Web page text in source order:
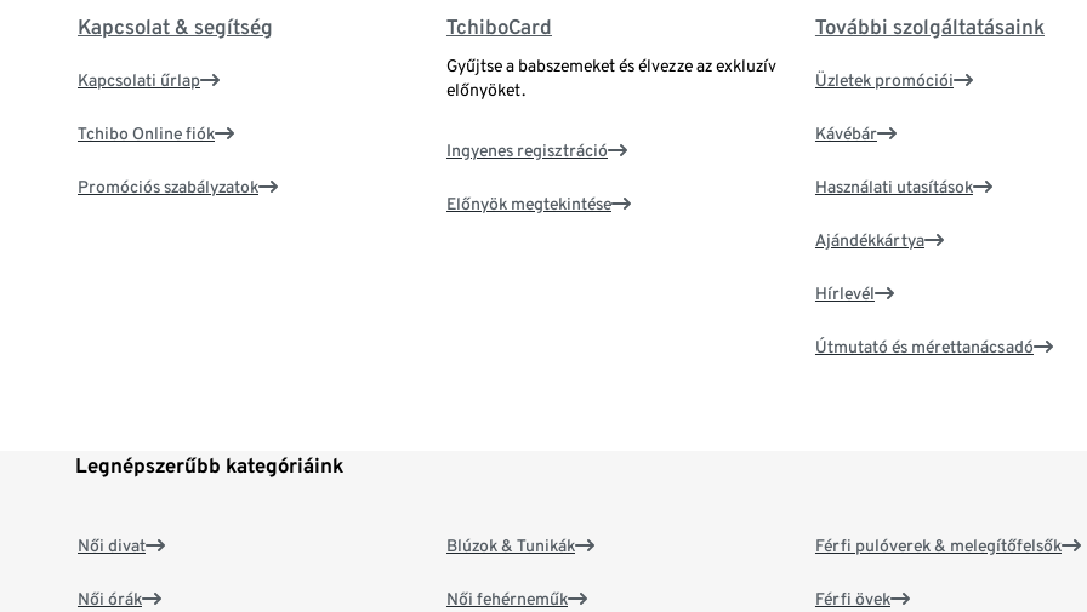
Kapcsolat & segítség
Kapcsolati űrlap
Tchibo Online fiók
Promóciós szabályzatok
TchiboCard
Gyűjtse a babszemeket és élvezze az exkluzív
előnyöket.
Ingyenes regisztráció
Előnyök megtekintése
További szolgáltatásaink
Üzletek promóciói
Kávébár
Használati utasítások
Ajándékkártya
Hírlevél
Útmutató és mérettanácsadó
Legnépszerűbb kategóriáink
Női divat
Női órák
Blúzok & Tunikák
Női fehérneműk
Férfi pulóverek & melegítőfelsők
Férfi övek